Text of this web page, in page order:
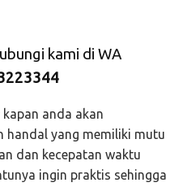
kami di WA
anda akan
handal yang memiliki mutu
dan kecepatan waktu
ingin praktis sehingga